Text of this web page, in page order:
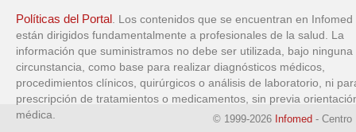
Políticas del Portal. Los contenidos que se encuentran en Infomed
están dirigidos fundamentalmente a profesionales de la salud. La
información que suministramos no debe ser utilizada, bajo ninguna
circunstancia, como base para realizar diagnósticos médicos,
procedimientos clínicos, quirúrgicos o análisis de laboratorio, ni
prescripción de tratamientos o medicamentos, sin previa
médica.
© 1999-2026 Infomed - Centro